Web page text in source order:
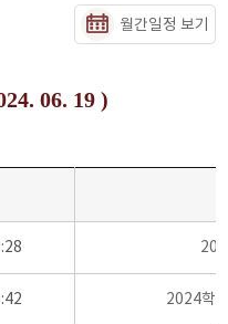
월간일정 보기
06. 19 )
2024학